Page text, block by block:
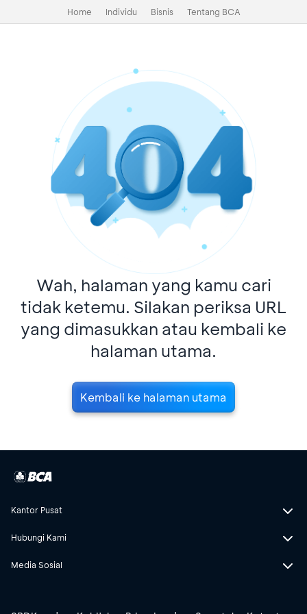
Home Individu Bisnis Tentang BCA
Wah, halaman yang kamu cari
tidak ketemu. Silakan periksa URL
yang dimasukkan atau kembali ke
halaman utama.
Kembali ke halaman utama
Kantor Pusat
Hubungi Kami
Media Sosial